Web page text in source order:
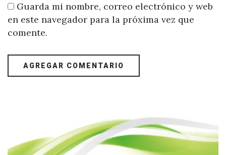
Guarda mi nombre, correo electrónico y web
en este navegador para la próxima vez que
comente.